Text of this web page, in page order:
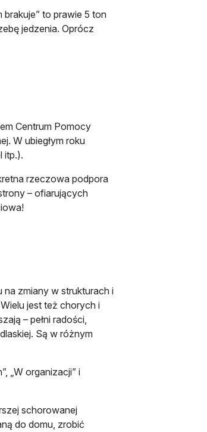
to prawie 5 ton
jedzenia. Oprócz
Centrum Pomocy
W ubiegłym roku
itp.).
rzeczowa podpora
– ofiarujących
na zmiany w strukturach i
jest też chorych i
– pełni radości,
Są w różnym
„W organizacji” i
schorowanej
do domu, zrobić